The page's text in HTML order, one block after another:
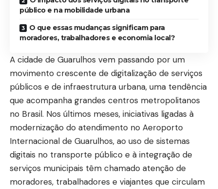
público e na mobilidade urbana
O que essas mudanças significam para
moradores, trabalhadores e economia local?
A cidade de Guarulhos vem passando por um
movimento crescente de digitalização de serviços
públicos e de infraestrutura urbana, uma tendência
que acompanha grandes centros metropolitanos
no Brasil. Nos últimos meses, iniciativas ligadas à
modernização do atendimento no Aeroporto
Internacional de Guarulhos, ao uso de sistemas
digitais no transporte público e à integração de
serviços municipais têm chamado atenção de
moradores, trabalhadores e viajantes que circulam